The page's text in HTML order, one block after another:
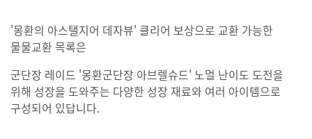
'몽환의 아스탤지어 데자뷰' 클리어 보상으로 교환 가능한
물물교환 목록은
군단장 레이드 '몽환군단장 아브렐슈드' 노멀 난이도 도전을
위해 성장을 도와주는 다양한 성장 재료와 여러 아이템으로
구성되어 있답니다.